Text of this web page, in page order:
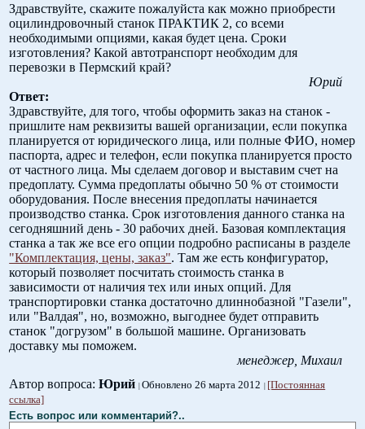
Здравствуйте, скажите пожалуйста как можно приобрести
оцилиндровочный станок ПРАКТИК 2, со всеми
необходимыми опциями, какая будет цена. Сроки
изготовления? Какой автотранспорт необходим для
перевозки в Пермский край?
Юрий
Ответ:
Здравствуйте, для того, чтобы оформить заказ на станок -
пришлите нам реквизиты вашей организации, если покупка
планируется от юридического лица, или полные ФИО, номер
паспорта, адрес и телефон, если покупка планируется просто
от частного лица. Мы сделаем договор и выставим счет на
предоплату. Сумма предоплаты обычно 50 % от стоимости
оборудования. После внесения предоплаты начинается
производство станка. Срок изготовления данного станка на
сегодняшний день - 30 рабочих дней. Базовая комплектация
станка а так же все его опции подробно расписаны в разделе
"Комплектация, цены, заказ". Там же есть конфигуратор,
который позволяет посчитать стоимость станка в
зависимости от наличия тех или иных опций. Для
транспортировки станка достаточно длиннобазной "Газели",
или "Валдая", но, возможно, выгоднее будет отправить
станок "догрузом" в большой машине. Организовать
доставку мы поможем.
менеджер, Михаил
Автор вопроса:Юрий Обновлено 26 марта 2012
[Постоянная
ссылка]
Есть вопрос или комментарий?..